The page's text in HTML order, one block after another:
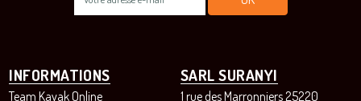
INFORMATIONS
Team Kayak Online
SARL SURANYI
1 rue des Marronniers 25220